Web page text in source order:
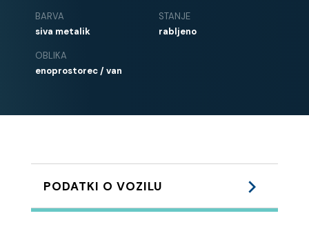
BARVA
siva metalik
STANJE
rabljeno
OBLIKA
enoprostorec / van
PODATKI O VOZILU